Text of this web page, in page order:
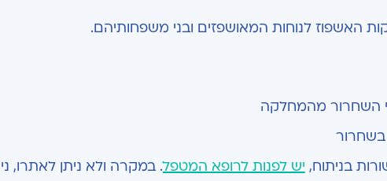
השחרור מהמחלקה
בשחרור
בניתוח, יש לפנות לרופא המטפל. במקרה ולא ניתן לאתרו,